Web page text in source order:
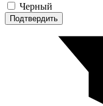
Черный
Подтвердить